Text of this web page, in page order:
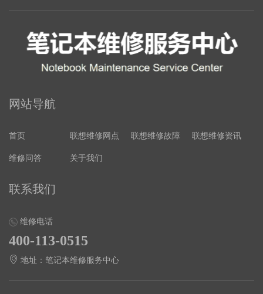
网站导航
首页 联想维修网点 联想维修故障 联想维修资讯
维修问答 关于我们
联系我们
维修电话
400-113-0515
地址：笔记本维修服务中心